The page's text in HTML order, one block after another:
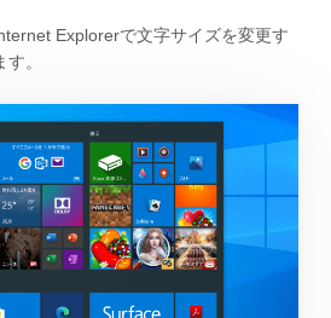
Explorerで文字サイズを変更す
。